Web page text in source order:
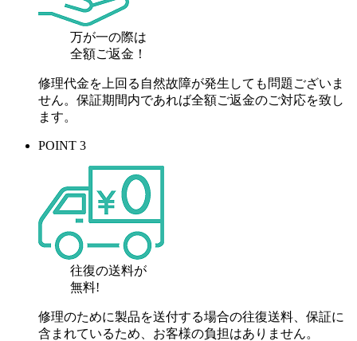
万が一の際は
全額ご返金！
修理代金を上回る自然故障が発生しても問題ございま
せん。保証期間内であれば全額ご返金のご対応を致し
ます。
POINT 3
往復の送料が
無料!
修理のために製品を送付する場合の往復送料、保証に
含まれているため、お客様の負担はありません。